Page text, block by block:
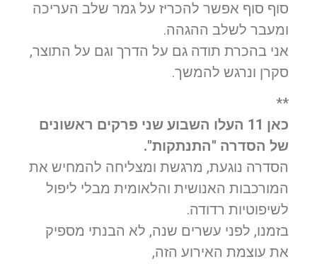
סוף סוף אפשר להכריז על גמר שלב העריכה
ומעבר לשלב ההגהה.
אני בהכרת תודה גם על הדרך וגם על התוצר,
סקרן ונרגש להמשך.
**
כאן 11 העלו השבוע שני פרקים ראשונים
של הסדרה "התנתקות".
הסדרה נוגעת, מרגשת ומצליחה להמחיש את
המורכבות האנושית והלאומית מבלי ליפול
לשיפוטיות רדודה.
בזמנו, לפני עשרים שנה, לא הבנתי מספיק
את עוצמת האירוע הזה,